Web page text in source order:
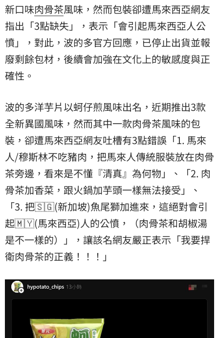
新口味肉骨茶風味，然而包裝卻遭馬來西亞網友
指出「3點缺失」，表示「會引起馬來西亞人公
憤」，對此，波的多官方回應，已停止出貨並報
廢剩餘包材，後續會加強在文化上的敏感度與正
確性。
波的多洋芋片以蚵仔煎風味出名，近期推出3款
全新異國風味，然而其中一款肉骨茶風味的包
裝，卻遭馬來西亞網友吐槽有3點錯誤「1. 馬來
人/穆斯林不吃豬肉，把馬來人傳統服裝放在肉骨
茶旁邊，看來是不懂『清真』為何物」、「2. 肉
骨茶加香菜，跟火鍋加芋頭一樣無法接受」、
「3. 把🇸🇬(新加坡)魚尾獅加進來，這絕對會引
起🇲🇾(馬來西亞)人的公憤，（肉骨茶和胡椒湯
是不一樣的）」，讓該名網友嚴正表示「我要捍
衛肉骨茶的正義！！！」